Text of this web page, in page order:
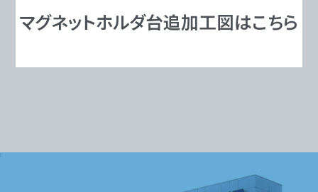
マグネットホルダ台追加工図はこちら